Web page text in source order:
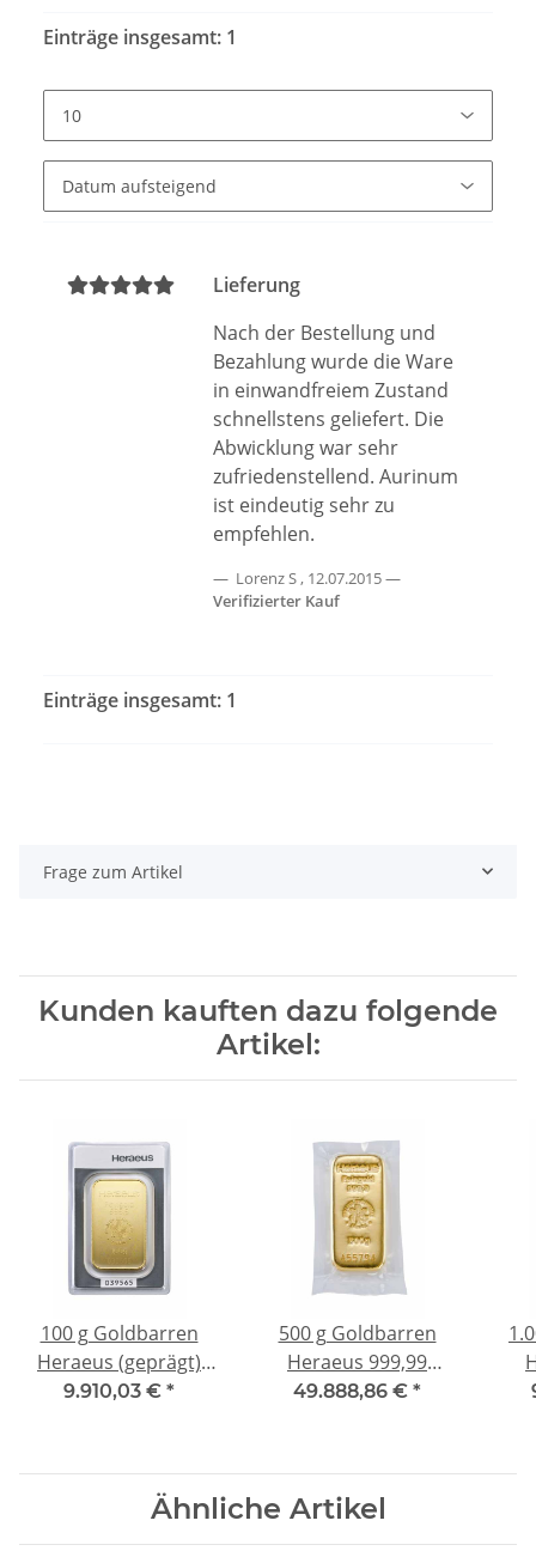
Einträge insgesamt: 1
Lieferung
Nach der Bestellung und
Bezahlung wurde die Ware
in einwandfreiem Zustand
schnellstens geliefert. Die
Abwicklung war sehr
zufriedenstellend. Aurinum
ist eindeutig sehr zu
empfehlen.
Lorenz S, 12.07.2015
Verifizierter Kauf
Einträge insgesamt: 1
Frage zum Artikel
Kunden kauften dazu folgende
Artikel:
100 g Goldbarren
Heraeus (geprägt)
999,99
9.910,03 € *
500 g Goldbarren
Heraeus 999,99
Gussbarren
49.888,86 € *
Ähnliche Artikel